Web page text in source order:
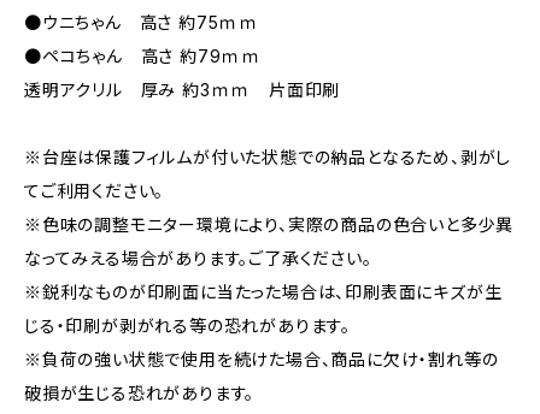
●ウニちゃん 高さ 約75ｍｍ
●ペコちゃん 高さ 約79ｍｍ
透明アクリル 厚み 約3ｍｍ 片面印刷
※台座は保護フィルムが付いた状態での納品となるため、剥がし
てご利用ください。
※色味の調整モニター環境により、実際の商品の色合いと多少異
なってみえる場合があります。ご了承ください。
※鋭利なものが印刷面に当たった場合は、印刷表面にキズが生
じる・印刷が剥がれる等の恐れがあります。
※負荷の強い状態で使用を続けた場合、商品に欠け・割れ等の
破損が生じる恐れがあります。